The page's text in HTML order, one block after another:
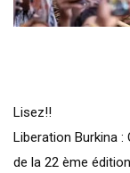
Lisez!!
Liberation Burkina
de la 22 ème